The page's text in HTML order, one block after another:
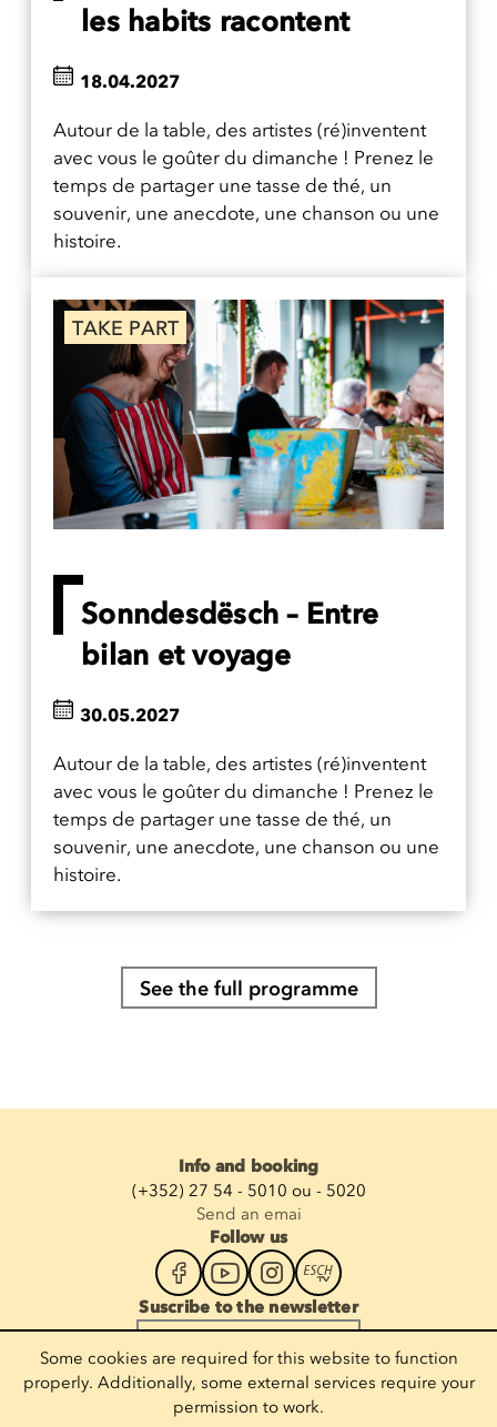
les habits racontent
Autour de la table, des artistes (ré)inventent
avec vous le goûter du dimanche ! Prenez le
temps de partager une tasse de thé, un
souvenir, une anecdote, une chanson ou une
histoire.
18.04.2027
TAKE PART
Sonndesdësch – Entre
bilan et voyage
Autour de la table, des artistes (ré)inventent
avec vous le goûter du dimanche ! Prenez le
temps de partager une tasse de thé, un
souvenir, une anecdote, une chanson ou une
histoire.
30.05.2027
See the full programme
Info and booking
(+352) 27 54 - 5010 ou - 5020
Send an emai
Follow us
Suscribe to the newsletter
Some cookies are required for this website to function
properly. Additionally, some external services require your
permission to work.